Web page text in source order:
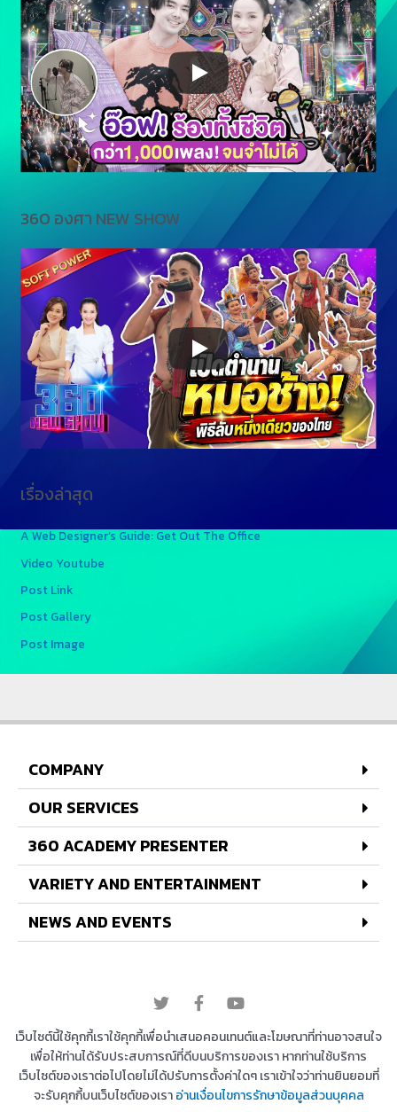
เว็บไซต์นี้ใช้คุกกี้เราใช้คุกกี้เพื่อนำเสนอคอนเทนต์และโฆษณาที่ท่านอาจสนใจ
เพื่อให้ท่านได้รับประสบการณ์ที่ดีบนบริการของเรา หากท่านใช้บริการ
เว็บไซต์ของเราต่อไปโดยไม่ได้ปรับการตั้งค่าใดๆ เราเข้าใจว่าท่านยินยอมที่
จะรับคุกกี้บนเว็บไซต์ของเราอ่านเงื่อนไขการรักษาข้อมูลส่วนบุคคล
360 องศา NEW SHOW
เรื่องล่าสุด
A Web Designer’s Guide: Get Out The Office
Video Youtube
Post Link
Post Gallery
Post Image
COMPANY
OUR SERVICES
360 ACADEMY PRESENTER
VARIETY AND ENTERTAINMENT
NEWS AND EVENTS
© 2022 All rights reserved
Copyright © 2026 บริษัท 360 องศา เอ็นเตอร์เทนเม้น